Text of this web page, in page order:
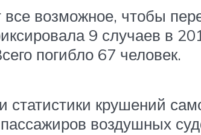
возможное, чтобы
9 случаев в
погибло 67 человек.
статистики крушений
воздушных